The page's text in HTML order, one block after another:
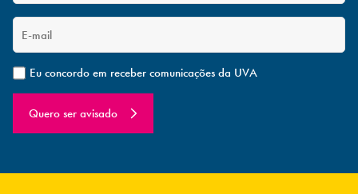
Eu concordo em receber comunicações da UVA
Quero ser avisado